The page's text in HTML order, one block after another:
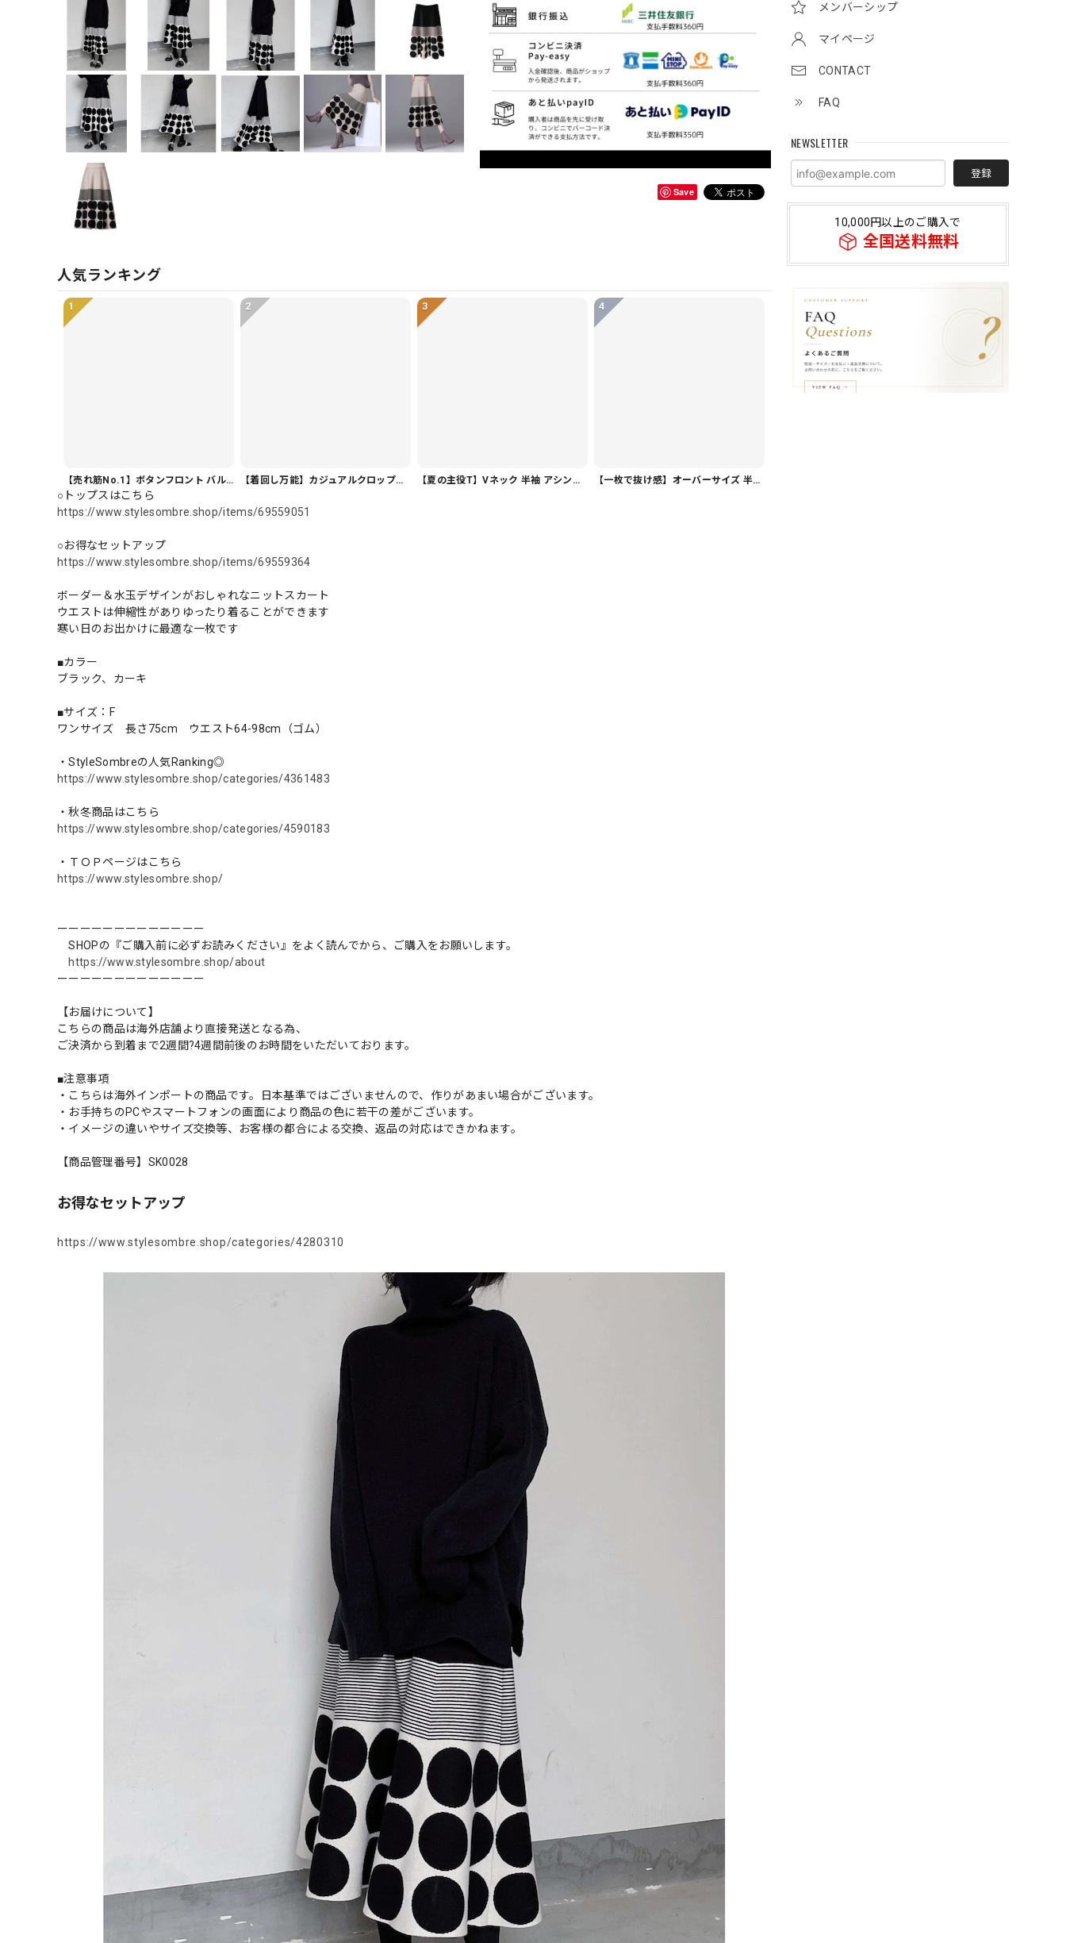
メンバーシップ
マイページ
CONTACT
FAQ
NEWSLETTER
登録
10,000円以上のご購入で
全国送料無料
Save
人気ランキング
1
【売れ筋No.1】ボタンフロント バルーンシルエット ハーフ丈 パンツ 1color PT0407
2
【着回し万能】カジュアルクロップドパンツ PT0341
3
【夏の主役T】Vネック 半袖 アシンメトリー裾 ゆったり カットソー 1color T0508
4
【一枚で抜け感】オーバーサイズ 半袖 ドルマンスリーブ シャツ 1color PU0494
○トップスはこちら
https://www.stylesombre.shop/items/69559051
○お得なセットアップ
https://www.stylesombre.shop/items/69559364
ボーダー＆水玉デザインがおしゃれなニットスカート
ウエストは伸縮性がありゆったり着ることができます
寒い日のお出かけに最適な一枚です
■カラー
ブラック、カーキ
■サイズ：F
ワンサイズ 長さ75cm ウエスト64-98cm（ゴム）
・StyleSombreの人気Ranking◎
https://www.stylesombre.shop/categories/4361483
・秋冬商品はこちら
https://www.stylesombre.shop/categories/4590183
・ＴＯＰページはこちら
https://www.stylesombre.shop/
ーーーーーーーーーーーーー
SHOPの『ご購入前に必ずお読みください』をよく読んでから、ご購入をお願いします。
https://www.stylesombre.shop/about
ーーーーーーーーーーーーー
【お届けについて】
こちらの商品は海外店舗より直接発送となる為、
ご決済から到着まで2週間?4週間前後のお時間をいただいております。
■注意事項
・こちらは海外インポートの商品です。日本基準ではございませんので、作りがあまい場合がございます。
・お手持ちのPCやスマートフォンの画面により商品の色に若干の差がございます。
・イメージの違いやサイズ交換等、お客様の都合による交換、返品の対応はできかねます。
【商品管理番号】SK0028
お得なセットアップ
https://www.stylesombre.shop/categories/4280310